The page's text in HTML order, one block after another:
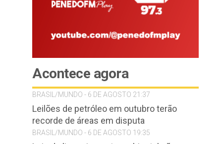
Acontece agora
BRASIL/MUNDO - 6 DE AGOSTO 21:37
Leilões de petróleo em outubro terão
recorde de áreas em disputa
BRASIL/MUNDO - 6 DE AGOSTO 19:35